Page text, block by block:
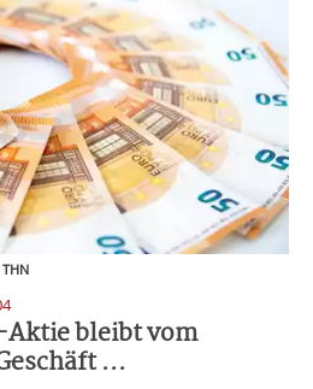
Aktie bleibt vom
...